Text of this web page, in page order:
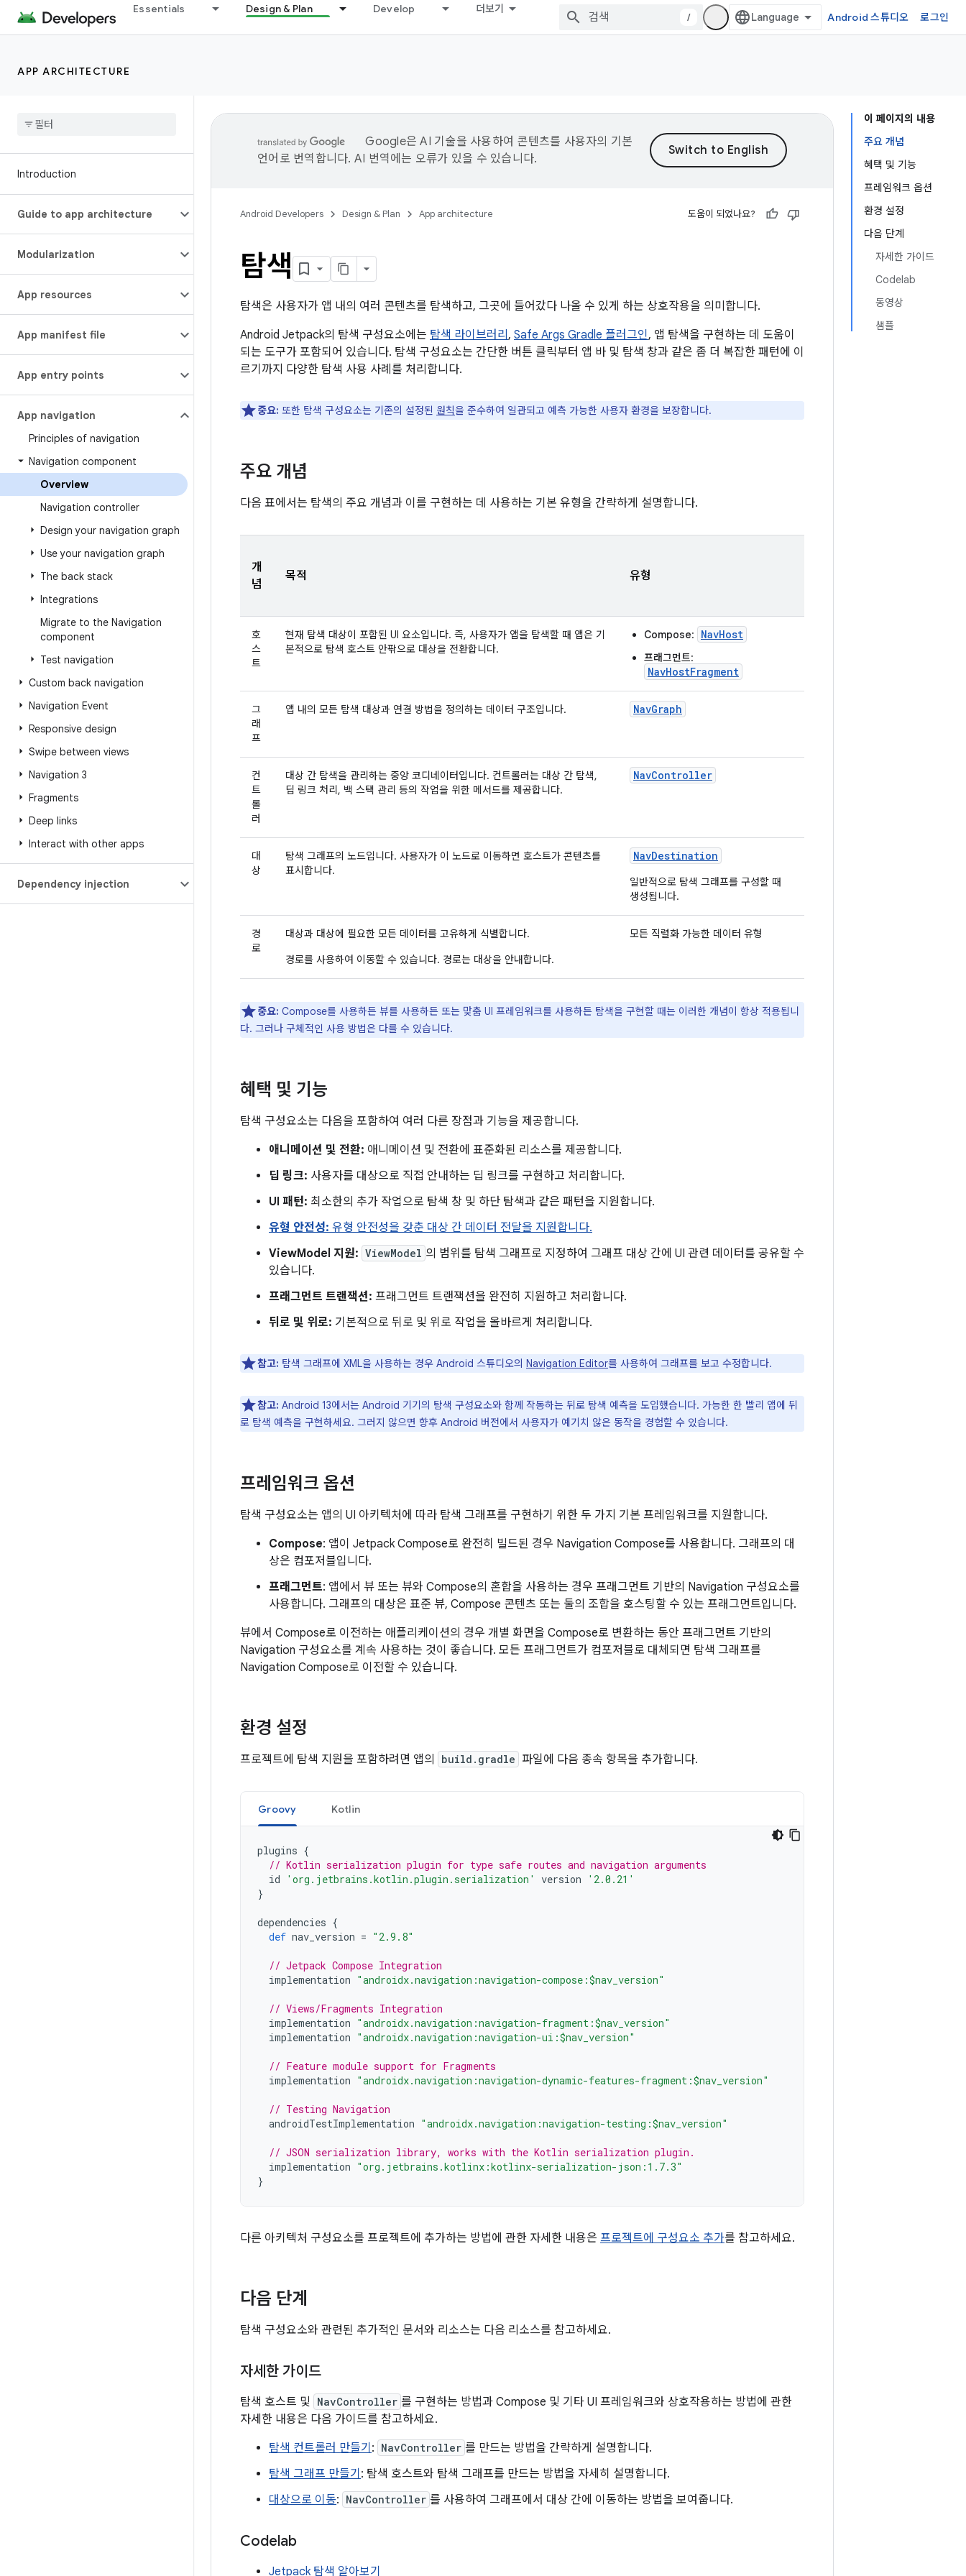
Essentials Design & Plan Develop 더보기
/ Android 스튜디오 로그인
APP ARCHITECTURE
Introduction
Guide to app architecture
Modularization
App resources
App manifest file
App entry points
App navigation
Principles of navigation
Navigation component
Overview
Navigation controller
Design your navigation graph
Use your navigation graph
The back stack
Integrations
Migrate to the Navigation
component
Test navigation
Custom back navigation
Navigation Event
Responsive design
Swipe between views
Navigation 3
Fragments
Deep links
Interact with other apps
Dependency injection
이 페이지의 내용
주요 개념
혜택 및 기능
프레임워크 옵션
환경 설정
다음 단계
자세한 가이드
Codelab
동영상
샘플
Google은 AI 기술을 사용하여 콘텐츠를 사용자의 기본
언어로 번역합니다. AI 번역에는 오류가 있을 수 있습니다.
Android Developers Design & Plan App architecture 도움이 되었나요?
탐색
탐색은 사용자가 앱 내의 여러 콘텐츠를 탐색하고, 그곳에 들어갔다 나올 수 있게 하는 상호작용을 의미합니다.
Android Jetpack의 탐색 구성요소에는 탐색 라이브러리 , Safe Args Gradle 플러그인, 앱 탐색을 구현하는 데 도움이
되는 도구가 포함되어 있습니다. 탐색 구성요소는 간단한 버튼 클릭부터 앱 바 및 탐색 창과 같은 좀 더 복잡한 패턴에 이
르기까지 다양한 탐색 사용 사례를 처리합니다.
중요: 또한 탐색 구성요소는 기존의 설정된 원칙을 준수하여 일관되고 예측 가능한 사용자 환경을 보장합니다.
주요 개념
다음 표에서는 탐색의 주요 개념과 이를 구현하는 데 사용하는 기본 유형을 간략하게 설명합니다.
개
념
목적 유형
호
스
트
현재 탐색 대상이 포함된 UI 요소입니다. 즉, 사용자가 앱을 탐색할 때 앱은 기
본적으로 탐색 호스트 안팎으로 대상을 전환합니다.
Compose: NavHost
프래그먼트:
NavHostFragment
그
래
프
앱 내의 모든 탐색 대상과 연결 방법을 정의하는 데이터 구조입니다. NavGraph
컨
트
롤
러
대상 간 탐색을 관리하는 중앙 코디네이터입니다. 컨트롤러는 대상 간 탐색,
딥 링크 처리, 백 스택 관리 등의 작업을 위한 메서드를 제공합니다.
NavController
대
상
탐색 그래프의 노드입니다. 사용자가 이 노드로 이동하면 호스트가 콘텐츠를
표시합니다.
NavDestination
일반적으로 탐색 그래프를 구성할 때
생성됩니다.
경
로
대상과 대상에 필요한 모든 데이터를 고유하게 식별합니다.
경로를 사용하여 이동할 수 있습니다. 경로는 대상을 안내합니다.
모든 직렬화 가능한 데이터 유형
중요: Compose를 사용하든 뷰를 사용하든 또는 맞춤 UI 프레임워크를 사용하든 탐색을 구현할 때는 이러한 개념이 항상 적용됩니
다. 그러나 구체적인 사용 방법은 다를 수 있습니다.
혜택 및 기능
탐색 구성요소는 다음을 포함하여 여러 다른 장점과 기능을 제공합니다.
애니메이션 및 전환: 애니메이션 및 전환에 표준화된 리소스를 제공합니다.
딥 링크: 사용자를 대상으로 직접 안내하는 딥 링크를 구현하고 처리합니다.
UI 패턴: 최소한의 추가 작업으로 탐색 창 및 하단 탐색과 같은 패턴을 지원합니다.
유형 안전성: 유형 안전성을 갖춘 대상 간 데이터 전달을 지원합니다.
ViewModel 지원: ViewModel 의 범위를 탐색 그래프로 지정하여 그래프 대상 간에 UI 관련 데이터를 공유할 수
있습니다.
프래그먼트 트랜잭션: 프래그먼트 트랜잭션을 완전히 지원하고 처리합니다.
뒤로 및 위로: 기본적으로 뒤로 및 위로 작업을 올바르게 처리합니다.
참고: 탐색 그래프에 XML을 사용하는 경우 Android 스튜디오의 Navigation Editor를 사용하여 그래프를 보고 수정합니다.
참고: Android 13에서는 Android 기기의 탐색 구성요소와 함께 작동하는 뒤로 탐색 예측을 도입했습니다. 가능한 한 빨리 앱에 뒤
로 탐색 예측을 구현하세요. 그러지 않으면 향후 Android 버전에서 사용자가 예기치 않은 동작을 경험할 수 있습니다.
프레임워크 옵션
탐색 구성요소는 앱의 UI 아키텍처에 따라 탐색 그래프를 구현하기 위한 두 가지 기본 프레임워크를 지원합니다.
Compose: 앱이 Jetpack Compose로 완전히 빌드된 경우 Navigation Compose를 사용합니다. 그래프의 대
상은 컴포저블입니다.
프래그먼트: 앱에서 뷰 또는 뷰와 Compose의 혼합을 사용하는 경우 프래그먼트 기반의 Navigation 구성요소를
사용합니다. 그래프의 대상은 표준 뷰, Compose 콘텐츠 또는 둘의 조합을 호스팅할 수 있는 프래그먼트입니다.
뷰에서 Compose로 이전하는 애플리케이션의 경우 개별 화면을 Compose로 변환하는 동안 프래그먼트 기반의
Navigation 구성요소를 계속 사용하는 것이 좋습니다. 모든 프래그먼트가 컴포저블로 대체되면 탐색 그래프를
Navigation Compose로 이전할 수 있습니다.
환경 설정
프로젝트에 탐색 지원을 포함하려면 앱의 build.gradle 파일에 다음 종속 항목을 추가합니다.
Groovy Kotlin
plugins {
// Kotlin serialization plugin for type safe routes and navigation arguments
id
'org.jetbrains.kotlin.plugin.serialization' version
'2.0.21'
}
dependencies {
def nav_version = "2.9.8"
// Jetpack Compose Integration
implementation "androidx.navigation:navigation-compose:$nav_version"
// Views/Fragments Integration
implementation "androidx.navigation:navigation-fragment:$nav_version"
implementation "androidx.navigation:navigation-ui:$nav_version"
// Feature module support for Fragments
implementation "androidx.navigation:navigation-dynamic-features-fragment:$nav_version"
// Testing Navigation
androidTestImplementation "androidx.navigation:navigation-testing:$nav_version"
// JSON serialization library, works with the Kotlin serialization plugin.
implementation "org.jetbrains.kotlinx:kotlinx-serialization-json:1.7.3"
}
다른 아키텍처 구성요소를 프로젝트에 추가하는 방법에 관한 자세한 내용은 프로젝트에 구성요소 추가를 참고하세요.
다음 단계
탐색 구성요소와 관련된 추가적인 문서와 리소스는 다음 리소스를 참고하세요.
자세한 가이드
탐색 호스트 및 NavController 를 구현하는 방법과 Compose 및 기타 UI 프레임워크와 상호작용하는 방법에 관한
자세한 내용은 다음 가이드를 참고하세요.
탐색 컨트롤러 만들기 : NavController 를 만드는 방법을 간략하게 설명합니다.
탐색 그래프 만들기 : 탐색 호스트와 탐색 그래프를 만드는 방법을 자세히 설명합니다.
대상으로 이동: NavController 를 사용하여 그래프에서 대상 간에 이동하는 방법을 보여줍니다.
Codelab
Jetpack 탐색 알아보기